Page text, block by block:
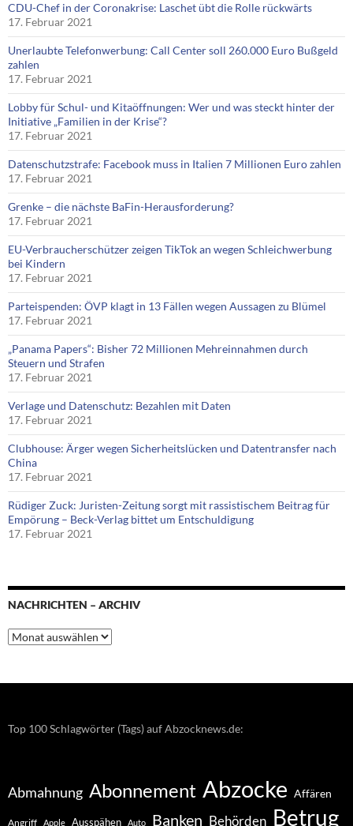
CDU-Chef in der Coronakrise: Laschet übt die Rolle rückwärts
17. Februar 2021
Unerlaubte Telefonwerbung: Call Center soll 260.000 Euro Bußgeld
zahlen
17. Februar 2021
Lobby für Schul- und Kitaöffnungen: Wer und was steckt hinter der
Initiative „Familien in der Krise“?
17. Februar 2021
Datenschutzstrafe: Facebook muss in Italien 7 Millionen Euro zahlen
17. Februar 2021
Grenke – die nächste BaFin-Herausforderung?
17. Februar 2021
EU-Verbraucherschützer zeigen TikTok an wegen Schleichwerbung
bei Kindern
17. Februar 2021
Parteispenden: ÖVP klagt in 13 Fällen wegen Aussagen zu Blümel
17. Februar 2021
„Panama Papers“: Bisher 72 Millionen Mehreinnahmen durch
Steuern und Strafen
17. Februar 2021
Verlage und Datenschutz: Bezahlen mit Daten
17. Februar 2021
Clubhouse: Ärger wegen Sicherheitslücken und Datentransfer nach
China
17. Februar 2021
Rüdiger Zuck: Juristen-Zeitung sorgt mit rassistischem Beitrag für
Empörung – Beck-Verlag bittet um Entschuldigung
17. Februar 2021
NACHRICHTEN – ARCHIV
Nachrichten
–
Top 100 Schlagwörter (Tags) auf Abzocknews.de:
Abmahnung Abonnement Abzocke Affären
Angriff Apple Ausspähen Auto Banken Behörden Betrug